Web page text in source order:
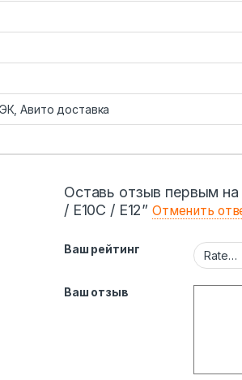
Авито доставка
Оставь отзыв первым на
/ E10C / E12”Отменить
Ваш рейтинг
Ваш отзыв